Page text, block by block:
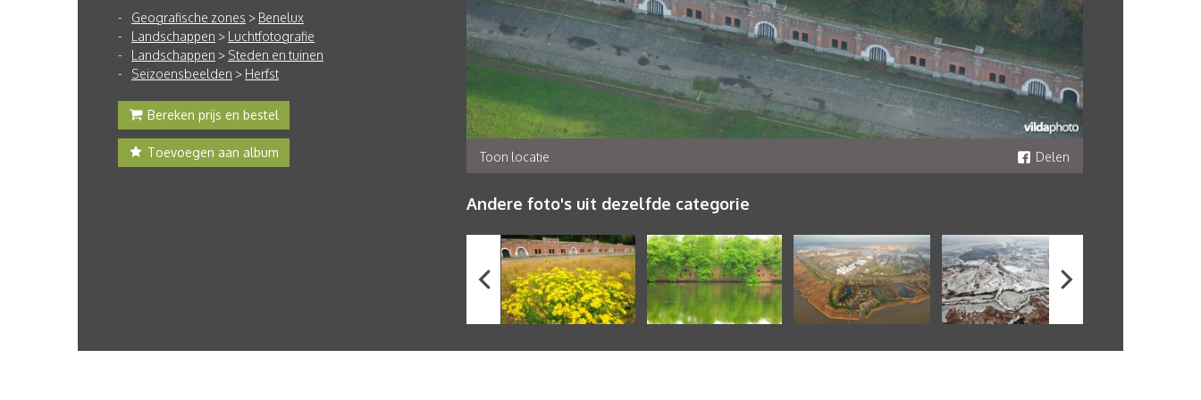
Geografische zones > Benelux
Landschappen > Luchtfotografie
Landschappen > Steden en tuinen
Seizoensbeelden > Herfst
Bereken prijs en bestel
Toevoegen aan album Toon locatie Delen
Andere foto's uit dezelfde categorie